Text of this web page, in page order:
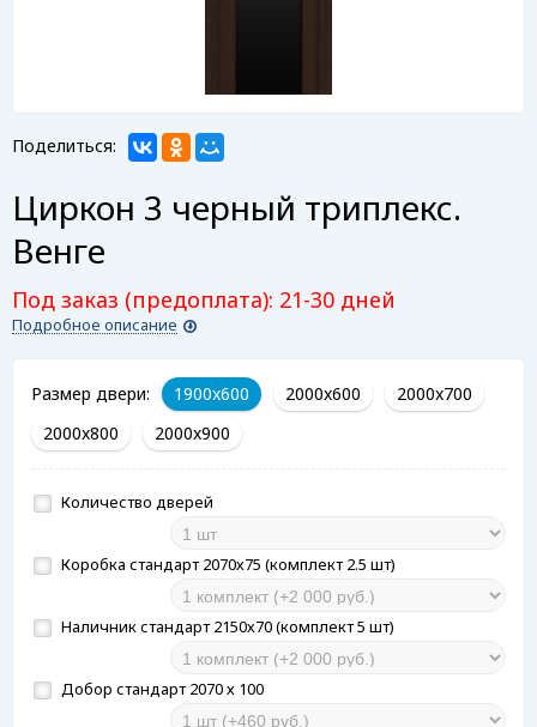
Поделиться:
Циркон 3 черный триплекс.
Венге
Под заказ (предоплата): 21-30 дней
Подробное описание
Размер двери: 1900x600 2000x600
2000x700
2000x800
2000x900
Количество дверей
Коробка стандарт 2070х75 (комплект 2.5 шт)
Наличник стандарт 2150х70 (комплект 5 шт)
Добор стандарт 2070 х 100